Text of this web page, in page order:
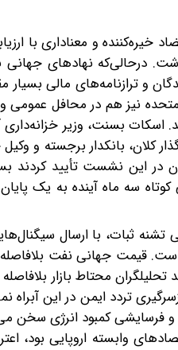
و معناداری با
درحالی‌که نهادهای جهانی
و ترازنامه‌های مالی بسیار
متحده نیز هم در محافل عمومی
اسکات بسنت، وزیر خزانه‌داری
هتل مجلل والدورف آستوریا با حضور جمعی متشکل از حدود ۷۰ سرمایه‌گذار کلان، بانکدار
در این نشست تأیید کردند
سه ماه آینده به یک
ثبات، با ارسال
است. قیمت جهانی نفت
محتاط بازار
تردد ایمن در این آبراه
و فرسایشی کمبود انرژی سخن
وابسته اروپایی بود،